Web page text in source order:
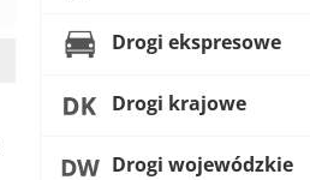
Drogi ekspresowe
Drogi krajowe
Drogi wojewódzkie